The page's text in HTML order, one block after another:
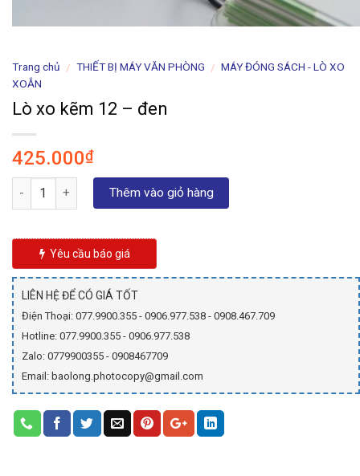
Trang chủ / THIẾT BỊ MÁY VĂN PHÒNG / MÁY ĐÓNG SÁCH - LÒ XO
XOẮN
Lò xo kẽm 12 – đen
425.000₫
Số lượng Thêm vào giỏ hàng
Yêu cầu báo giá
LIÊN HỆ ĐỂ CÓ GIÁ TỐT
Điện Thoại: 077.9900.355 - 0906.977.538 - 0908.467.709
Hotline: 077.9900.355 - 0906.977.538
Zalo: 0779900355 - 0908467709
Email: baolong.photocopy@gmail.com